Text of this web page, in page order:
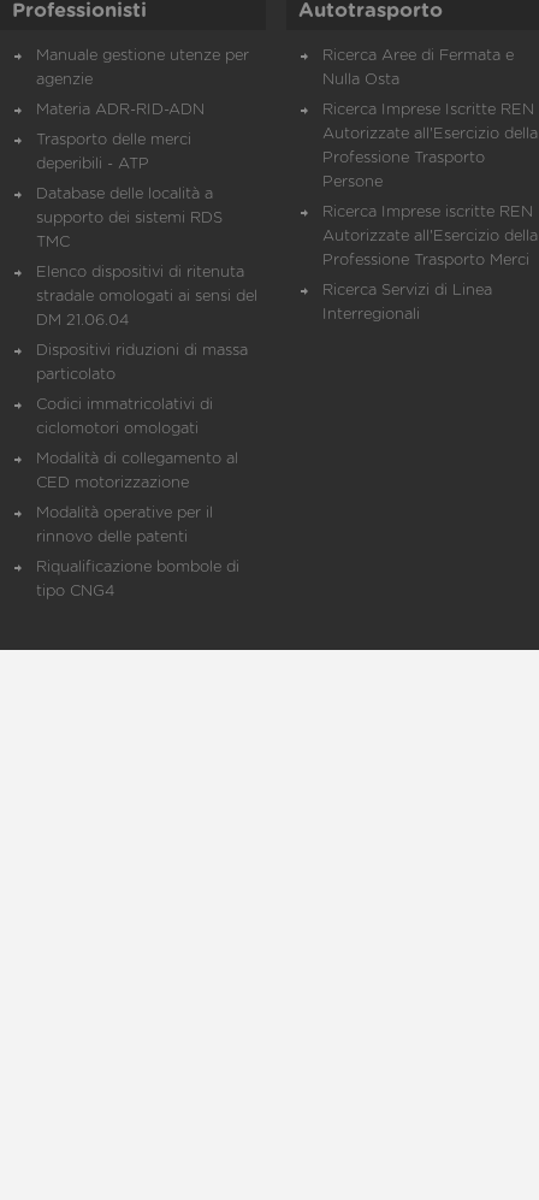
Professionisti
Manuale gestione utenze per
agenzie
Materia ADR-RID-ADN
Trasporto delle merci
deperibili - ATP
Database delle località a
supporto dei sistemi RDS
TMC
Elenco dispositivi di ritenuta
stradale omologati ai sensi del
DM 21.06.04
Dispositivi riduzioni di massa
particolato
Codici immatricolativi di
ciclomotori omologati
Modalità di collegamento al
CED motorizzazione
Modalità operative per il
rinnovo delle patenti
Riqualificazione bombole di
tipo CNG4
Autotrasporto
Ricerca Aree di Fermata e
Nulla Osta
Ricerca Imprese Iscritte REN
Autorizzate all'Esercizio della
Professione Trasporto
Persone
Ricerca Imprese iscritte REN
Autorizzate all'Esercizio della
Professione Trasporto Merci
Ricerca Servizi di Linea
Interregionali